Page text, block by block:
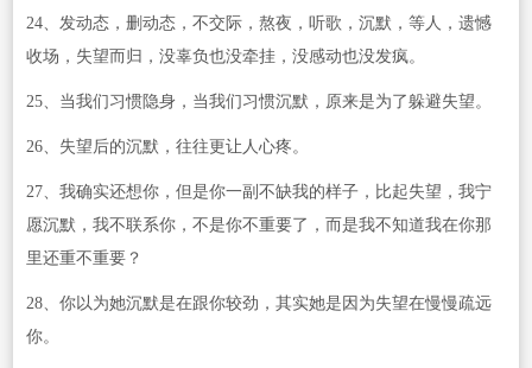
24、发动态，删动态，不交际，熬夜，听歌，沉默，等人，遗憾
收场，失望而归，没辜负也没牵挂，没感动也没发疯。
25、当我们习惯隐身，当我们习惯沉默，原来是为了躲避失望。
26、失望后的沉默，往往更让人心疼。
27、我确实还想你，但是你一副不缺我的样子，比起失望，我宁
愿沉默，我不联系你，不是你不重要了，而是我不知道我在你那
里还重不重要？
28、你以为她沉默是在跟你较劲，其实她是因为失望在慢慢疏远
你。